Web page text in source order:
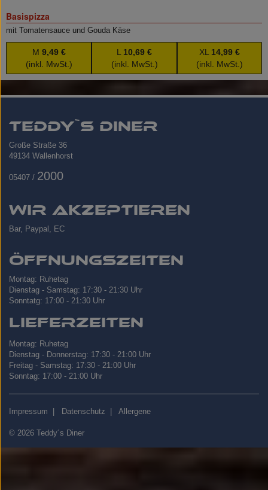
Basispizza
mit Tomatensauce und Gouda Käse
M 9,49 €
(inkl. MwSt.)
L 10,69 €
(inkl. MwSt.)
XL 14,99 €
(inkl. MwSt.)
Teddy`s Diner
Große Straße 36
​49134 Wallenhorst
05407 / 2000
Wir akzeptieren
Bar, Paypal, EC
Öffnungszeiten
Montag: Ruhetag
Dienstag - Samstag: 17:30 - 21:30 Uhr
Sonntatg: 17:00 - 21:30 Uhr
Lieferzeiten
Montag: Ruhetag
Dienstag - Donnerstag: 17:30 - 21:00 Uhr
Freitag - Samstag: 17:30 - 21:00 Uhr
Sonntag: 17:00 - 21:00 Uhr
Impressum Datenschutz Allergene
© 2026 Teddy´s Diner